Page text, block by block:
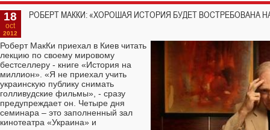
18
oct
2012
РОБЕРТ МАККИ: «ХОРОШАЯ ИСТОРИЯ БУДЕТ ВОСТРЕБОВАНА
Роберт МакКи приехал в Киев читать
лекцию по своему мировому
бестселлеру - книге «История на
миллион». «Я не приехал учить
украинскую публику снимать
голливудские фильмы», - сразу
предупреждает он. Четыре дня
семинара – это заполненный зал
кинотеатра «Украина» и